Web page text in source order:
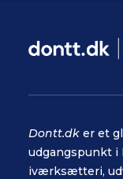
Dontt.dk er et
udgangspunkt i
iværksætteri,